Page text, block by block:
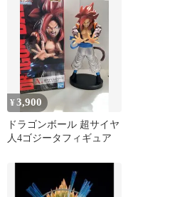
¥3,900
ドラゴンボール 超サイヤ
人4ゴジータフィギュア